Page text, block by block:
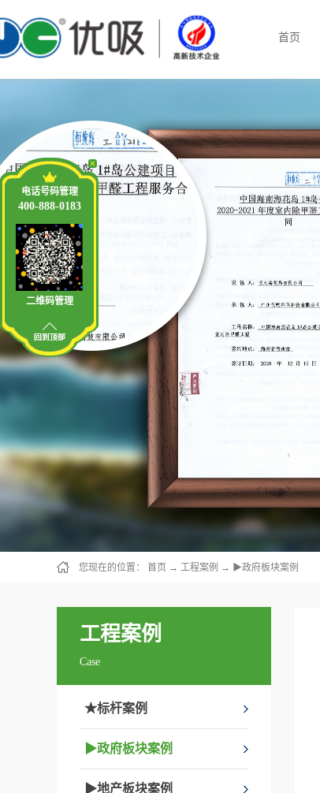
首页
您现在的位置： 首页 → 工程案例 → ▶政府板块案例
工程案例
Case
★标杆案例
▶政府板块案例
▶地产板块案例
电话号码管理
400-888-0183
二维码管理